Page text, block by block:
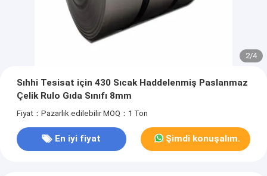
2/4
Sıhhi Tesisat için 430 Sıcak Haddelenmiş Paslanmaz
Çelik Rulo Gıda Sınıfı 8mm
Fiyat：Pazarlık edilebilir MOQ：1 Ton
En iyi fiyat Şimdi konuşalım.